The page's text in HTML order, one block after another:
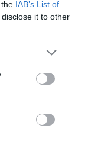
IAB’s List of
it to other
or more Google
You may click to
party tags to
in below Google
ουκρανικές
δεν
χρέος και
τους